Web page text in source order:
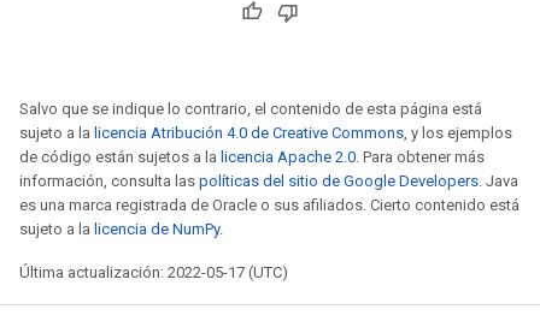
Salvo que se indique lo contrario, el contenido de esta página está
sujeto a la licencia Atribución 4.0 de Creative Commons, y los ejemplos
de código están sujetos a la licencia Apache 2.0. Para obtener más
información, consulta las políticas del sitio de Google Developers. Java
es una marca registrada de Oracle o sus afiliados. Cierto contenido está
sujeto a la licencia de NumPy.
Última actualización: 2022-05-17 (UTC)